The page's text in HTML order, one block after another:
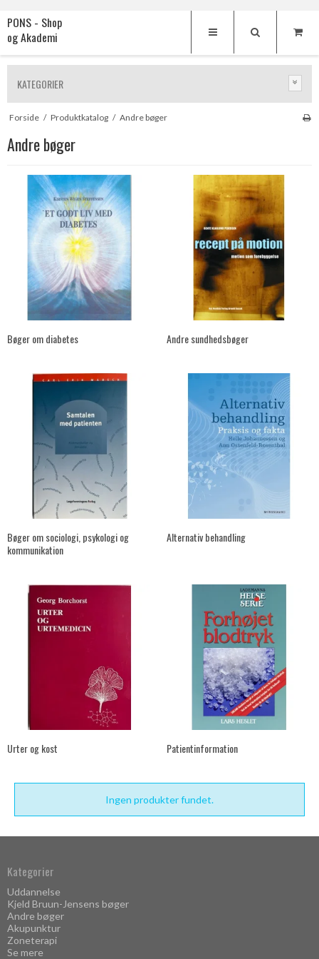
PONS - Shop
og Akademi
KATEGORIER
Forside / Produktkatalog / Andre bøger
Andre bøger
Bøger om diabetes Andre sundhedsbøger
Bøger om sociologi, psykologi og
kommunikation
Alternativ behandling
Urter og kost Patientinformation
Ingen produkter fundet.
Kategorier
Uddannelse
Kjeld Bruun-Jensens bøger
Andre bøger
Akupunktur
Zoneterapi
Se mere